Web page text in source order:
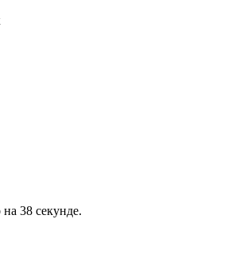
38 секунде.